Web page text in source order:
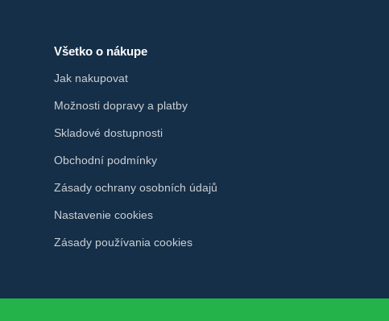
Všetko o nákupe
Jak nakupovat
Možnosti dopravy a platby
Skladové dostupnosti
Obchodní podmínky
Zásady ochrany osobních údajů
Nastavenie cookies
Zásady používania cookies